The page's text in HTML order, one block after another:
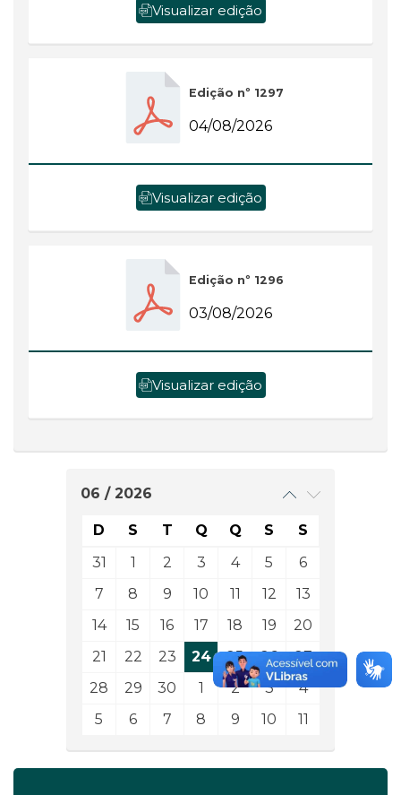
Visualizar edição
Edição nº 1297
04/08/2026
Visualizar edição
Edição nº 1296
03/08/2026
Visualizar edição
06 / 2026
D S T Q Q S
S
31
1 2 3 4 5
6
7
8 9 10 11 12
13
14
15 16 17 18 19
20
21
22 23 24 25 26
27
28
29 30 1 2 3
4
5
6 7 8 9 10 11